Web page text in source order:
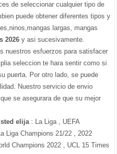
de seleccionar cualquier tipo de
puede obtener diferentes tipos y
largas, mangas
2026 y asi sucesivamente.
nuestros esfuerzos para satisfacer
seleccion te hara sentir como si
puerta. Por otro lado, se puede
Nuestro servicio de envio
se asegurara de que su mejor
elija: La Liga , UEFA
Liga Champions 21/22 , 2022
Champions 2022 , UCL 15 Times